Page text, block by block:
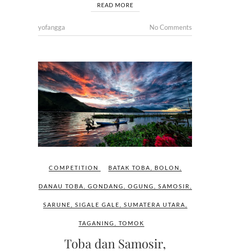
READ MORE
yofangga No Comments
COMPETITION BATAK TOBA BOLON
DANAU TOBA GONDANG OGUNG SAMOSIR
SARUNE SIGALE GALE SUMATERA UTARA
TAGANING TOMOK
Toba dan Samosir,